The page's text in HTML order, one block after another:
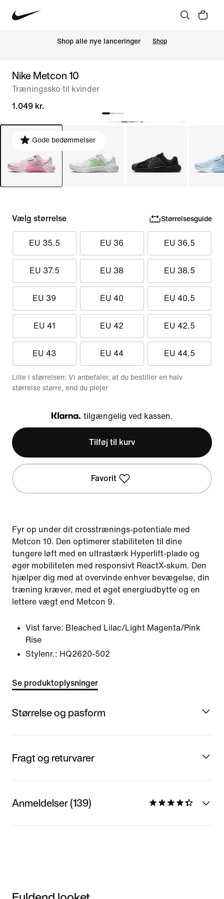
Shop alle nye lanceringer Shop
Nike Metcon 10
Træningssko til kvinder
1.049 kr.
Gode bedømmelser
Vælg størrelse Størrelsesguide
EU 35.5 EU 36 EU 36.5
EU 37.5 EU 38 EU 38.5
EU 39 EU 40 EU 40.5
EU 41 EU 42 EU 42.5
EU 43 EU 44 EU 44.5
Lille i størrelsen: Vi anbefaler, at du bestiller en halv
størrelse større, end du plejer
Klarna
tilgængelig ved kassen.
Tilføj til kurv
Favorit
Fyr op under dit crosstrænings-potentiale med
Metcon 10. Den optimerer stabiliteten til dine
tungere løft med en ultrastærk Hyperlift-plade og
øger mobiliteten med responsivt ReactX-skum. Den
hjælper dig med at overvinde enhver bevægelse, din
træning kræver, med et øget energiudbytte og en
lettere vægt end Metcon 9.
Vist farve: Bleached Lilac/Light Magenta/Pink
Rise
Stylenr.: HQ2620-502
Se produktoplysninger
Størrelse og pasform
Fragt og returvarer
Anmeldelser (139)